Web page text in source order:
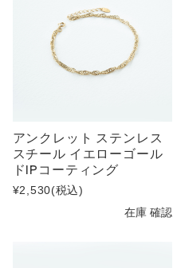
アンクレット ステンレス
スチール イエローゴール
ドIPコーティング
¥2,530(税込)
在庫 確認